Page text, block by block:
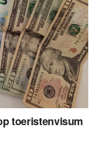
toeristenvisum